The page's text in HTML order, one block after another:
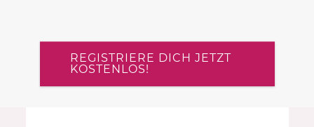
REGISTRIERE DICH JETZT
KOSTENLOS!